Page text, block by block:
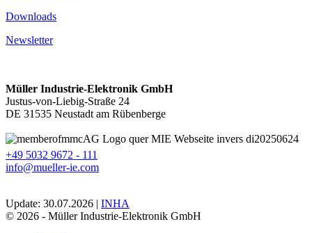
Downloads
Newsletter
Müller Industrie-Elektronik GmbH
Justus-von-Liebig-Straße 24
DE 31535 Neustadt am Rübenberge
+49 5032 9672 - 111
info@mueller-ie.com
Update: 30.07.2026 | INHA
© 2026 - Müller Industrie-Elektronik GmbH